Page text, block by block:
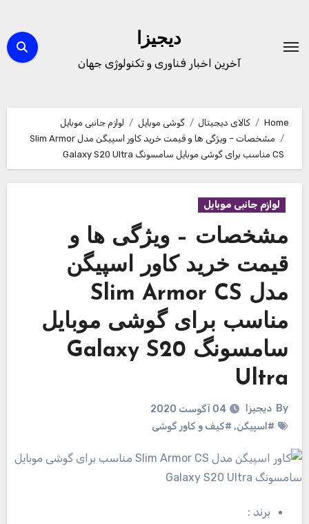
content
دیجیزا
آخرین اخبار فناوری و تکنولوژی جهان
Home کالای دیجیتال گوشی موبایل
لوازم جانبی موبایل
مشخصات – ویژگی ها و قیمت خرید کاور اسپیگن مدل Slim Armor
CS مناسب برای گوشی موبایل سامسونگ Galaxy S20 Ultra
لوازم جانبی موبایل
مشخصات – ویژگی ها و
قیمت خرید کاور اسپیگن
مدل Slim Armor CS
مناسب برای گوشی موبایل
سامسونگ Galaxy S20
Ultra
By دیجیزا
04 آگوست 2020
#اسپیگن, #کیف و کاور گوشی
برند: